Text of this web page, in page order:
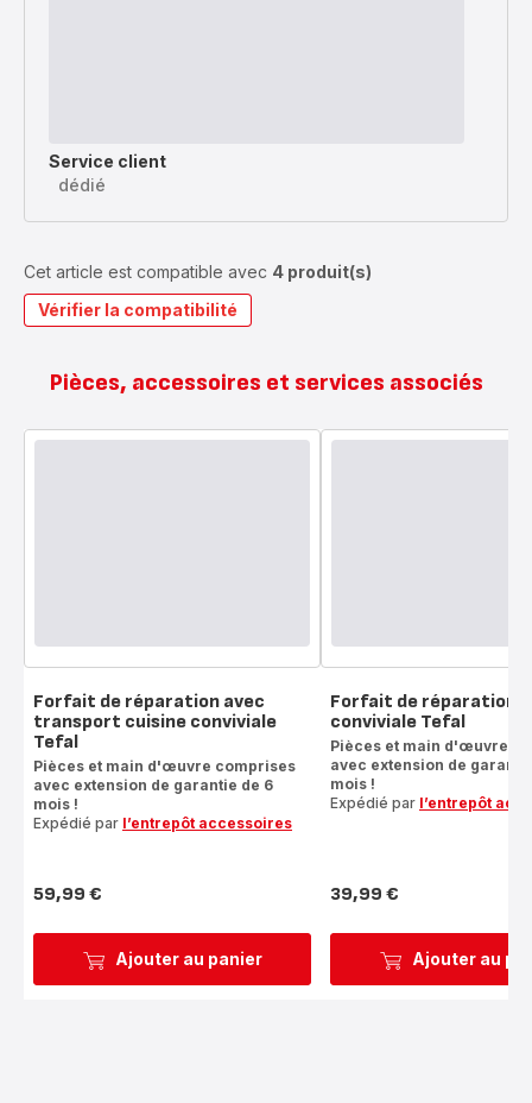
Service client
dédié
Cet article est compatible avec 4 produit(s)
Vérifier la compatibilité
Pièces, accessoires et services associés
Ajouter au panier
Forfait de réparation avec
transport cuisine conviviale
Tefal
Pièces et main d'œuvre comprises
avec extension de garantie de 6
mois !
Expédié par l’entrepôt accessoires
Prix
59,99 €
Ajouter au
Forfait de réparation
conviviale Tefal
Pièces et main d'œuvre
avec extension de
mois !
Expédié par l’entrepôt
Prix
39,99 €